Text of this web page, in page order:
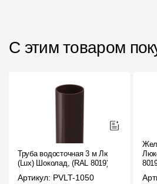
С этим товаром
Труба водосточная 3 м Люкс
(Lux) Шоколад, (RAL 8019)
Артикул: PVLT-1050